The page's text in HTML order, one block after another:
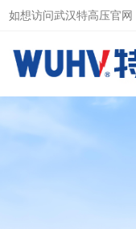
如想访问武汉特高压官网